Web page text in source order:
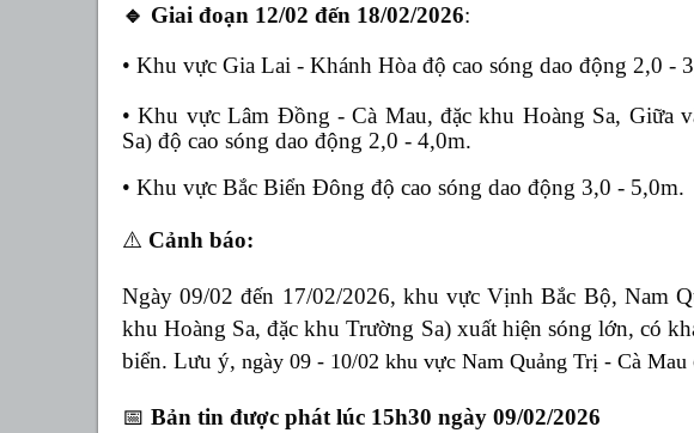
🔹 Giai đoạn 12/02 đến 18/02/2026:
• Khu vực Gia Lai - Khánh Hòa độ cao sóng dao động 2,0 -
•Khu vực Lâm Đồng - Cà Mau, đặc khu Hoàng Sa, Giữa
Sa) độ cao sóng dao động 2,0 - 4,0m.
• Khu vực Bắc Biển Đông độ cao sóng dao động 3,0 - 5,0m.
⚠️ Cảnh báo:
Ngày 09/02 đến 17/02/2026, khu vực Vịnh Bắc Bộ, Nam
khu Hoàng Sa, đặc khu Trường Sa) xuất hiện sóng lớn, có
biển. Lưu ý, ngày 09 - 10/02 khu vực Nam Quảng Trị - Cà Mau
📅 Bản tin được phát lúc 15h30 ngày 09/02/2026